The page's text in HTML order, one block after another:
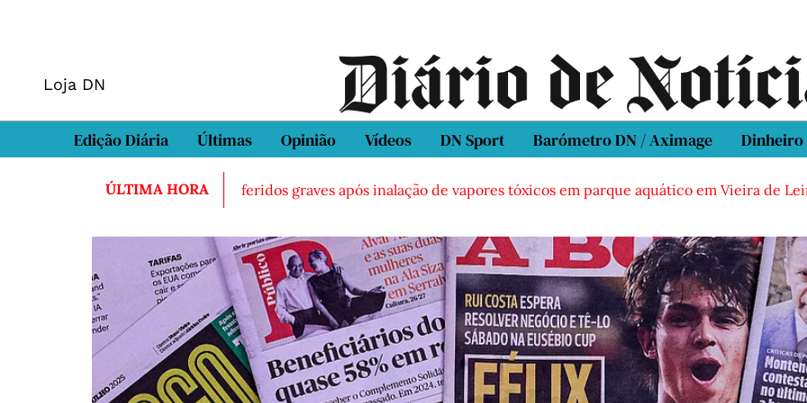
Loja DN
Edição Diária Últimas Opinião Vídeos DN Sport Barómetro DN / Aximage Dinheiro
ÚLTIMA HORA
morto em Sintra Três feridos graves após inalação de vapores tóxicos em parque aquático em Vieira de Leiria